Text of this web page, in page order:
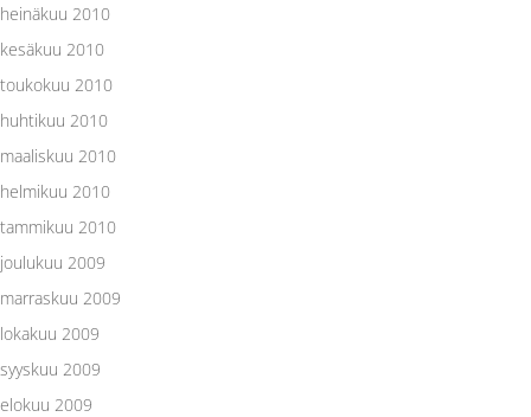
heinäkuu 2010
kesäkuu 2010
toukokuu 2010
huhtikuu 2010
maaliskuu 2010
helmikuu 2010
tammikuu 2010
joulukuu 2009
marraskuu 2009
lokakuu 2009
syyskuu 2009
elokuu 2009